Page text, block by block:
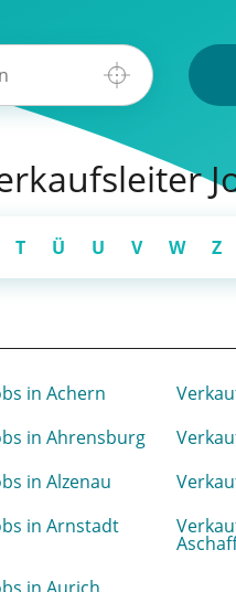
T Ü U V W Z
in Achern
in Ahrensburg
in Alzenau
in Arnstadt